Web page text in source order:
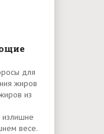
для
жиров
из
излишне
весе.